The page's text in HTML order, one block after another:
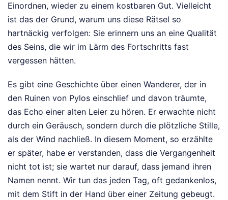
Einordnen, wieder zu einem kostbaren Gut. Vielleicht
ist das der Grund, warum uns diese Rätsel so
hartnäckig verfolgen: Sie erinnern uns an eine Qualität
des Seins, die wir im Lärm des Fortschritts fast
vergessen hätten.
Es gibt eine Geschichte über einen Wanderer, der in
den Ruinen von Pylos einschlief und davon träumte,
das Echo einer alten Leier zu hören. Er erwachte nicht
durch ein Geräusch, sondern durch die plötzliche Stille,
als der Wind nachließ. In diesem Moment, so erzählte
er später, habe er verstanden, dass die Vergangenheit
nicht tot ist; sie wartet nur darauf, dass jemand ihren
Namen nennt. Wir tun das jeden Tag, oft gedankenlos,
mit dem Stift in der Hand über einer Zeitung gebeugt.